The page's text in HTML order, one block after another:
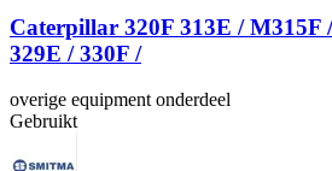
Caterpillar 320F 313E / M315F
329E / 330F /
overige equipment onderdeel
Gebruikt